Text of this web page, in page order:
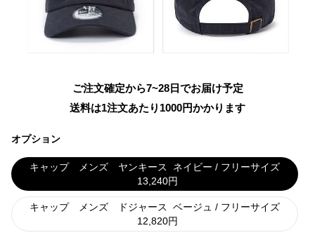
ご注文確定から7~28日でお届け予定
送料は1注文あたり 1000円かかります
オプション
キャップ メンズ ヤンキース
ネイビー / フリーサイズ
13,240円
キャップ メンズ ドジャース
ベージュ / フリーサイズ
12,820円